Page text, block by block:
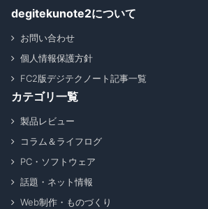
degitekunote2について
お問い合わせ
個人情報保護方針
FC2版デジテクノート記事一覧
カテゴリ一覧
製品レビュー
コラム＆ライフログ
PC・ソフトウェア
話題・ネット情報
Web制作・ものづくり